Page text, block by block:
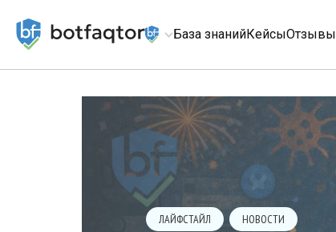
База знанийКейсыОтзывы
ЛАЙФСТАЙЛ НОВОСТИ